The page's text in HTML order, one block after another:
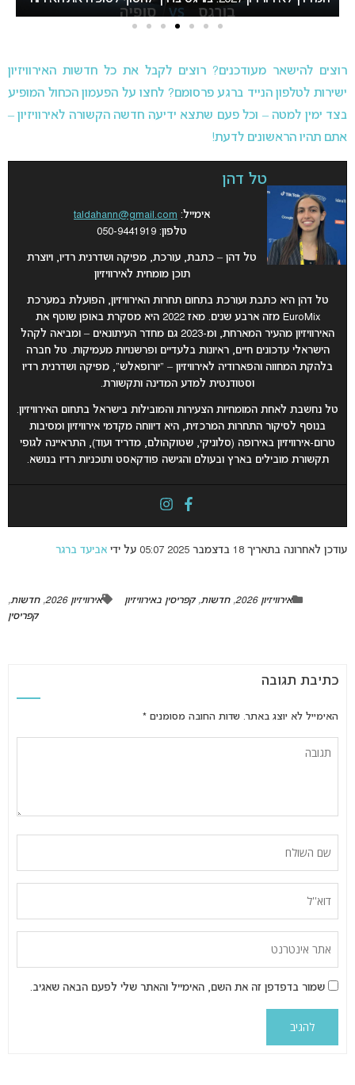
רוצים להישאר מעודכנים? רוצים לקבל את כל חדשות האירוויזיון
ישירות לטלפון הנייד ברגע פרסומם? לחצו על הפעמון הכחול המופיע
בצד ימין למטה – וכל פעם שתצא ידיעה חדשה הקשורה לאירוויזיון –
אתם תהיו הראשונים לדעת!
טל דהן
אימייל: taldahann@gmail.com
טלפון: 050-9441919
טל דהן – כתבת, עורכת, מפיקה ושדרנית רדיו, ויוצרת
תוכן מומחית לאירוויזיון
טל דהן היא כתבת ועורכת בתחום תחרות האירוויזיון, הפועלת במערכת
EuroMix מזה ארבע שנים. מאז 2022 היא מסקרת באופן שוטף את
האירוויזיון מהעיר המארחת, ומ-2023 גם מחדר העיתונאים – ומביאה לקהל
הישראלי עדכונים חיים, ראיונות בלעדיים ופרשנויות מעמיקות. טל חברה
בלהקת המחווה והפארודיה לאירוויזיון – “יורופאלש”, מפיקה ושדרנית רדיו
וסטודנטית למדע המדינה ותקשורת.
טל נחשבת לאחת המומחיות הצעירות והמובילות בישראל בתחום האירוויזיון.
בנוסף לסיקור התחרות המרכזית, היא דיווחה מקדמי אירוויזיון ומסיבות
טרום-אירוויזיון באירופה (סלוניקי, שטוקהולם, מדריד ועוד), התראיינה לגופי
תקשורת מובילים בארץ ובעולם והגישה פודקאסט ותוכניות רדיו בנושא.
עודכן לאחרונה בתאריך 18 בדצמבר 2025 05:07 על ידי אביעד ברגר
אירוויזיון 2026 ,חדשות,קפריסין באירוויזיון אירוויזיון 2026 ,חדשות,
קפריסין
כתיבת תגובה
האימייל לא יוצג באתר. שדות החובה מסומנים *
שמור בדפדפן זה את השם, האימייל והאתר שלי לפעם הבאה שאגיב.